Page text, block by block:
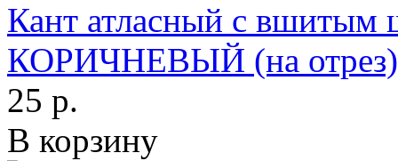
Кант атласный с
КОРИЧНЕВЫЙ (на отрез)
25 р.
В корзину